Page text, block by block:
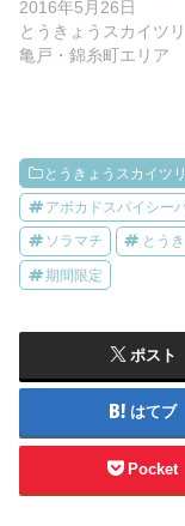
2016年5月26日
とうきょうスカイツリ
亀戸・錦糸町エリア
とうきょうスカイツ
アボカドスパイシー
ソラマチ とう
期間限定
ポスト
はてブ
Pocket